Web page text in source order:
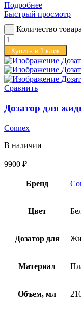
Подробнее
Быстрый просмотр
Количество
Купить в 1 клик
Сравнить
Дозатор для
Connex
В наличии
9900 ₽
Бренд
Цвет
Дозатор для
Материал
Объем, мл